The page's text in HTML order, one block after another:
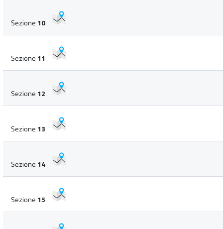
Sezione 10
Sezione 11
Sezione 12
Sezione 13
Sezione 14
Sezione 15